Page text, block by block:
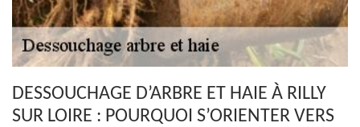
DESSOUCHAGE D’ARBRE ET HAIE À RILLY
SUR LOIRE : POURQUOI S’ORIENTER VERS